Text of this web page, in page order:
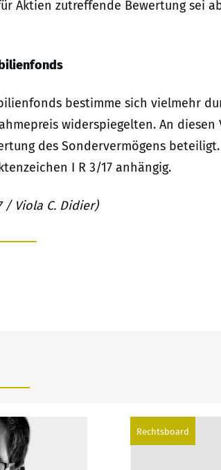
Aktien zutreffende Bewertung sei
bestimme sich vielmehr
widerspiegelten. An
des Sondervermögens
I R 3/17 anhängig.
/ Viola C. Didier)
Rechtsboard